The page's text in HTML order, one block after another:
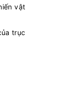
vật
trục